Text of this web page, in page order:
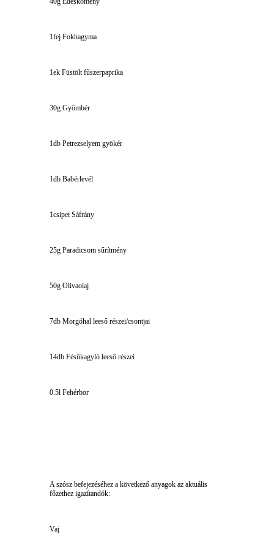
1fej Fokhagyma
1ek Füstölt fűszerpaprika
30g Gyömbér
1db Petrezselyem gyökér
1db Babérlevél
1csipet Sáfrány
25g Paradicsom sűrítmény
50g Olivaolaj
7db Morgóhal leeső részei/csontjai
14db Fésűkagyló leeső részei
0.5l Fehérbor
A szósz befejezéséhez a következő anyagok az aktuális
főzethez igazítandók:
Vaj